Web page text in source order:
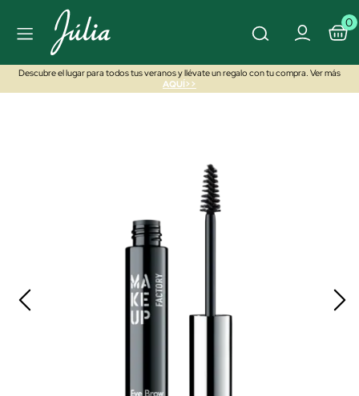
0
Descubre el lugar para todos tus veranos y llévate un regalo con tu compra. Ver más
AQUÍ>>